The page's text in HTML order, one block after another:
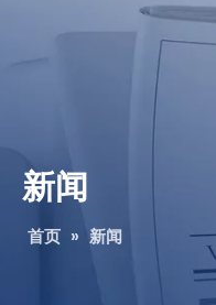
新闻
首页 » 新闻